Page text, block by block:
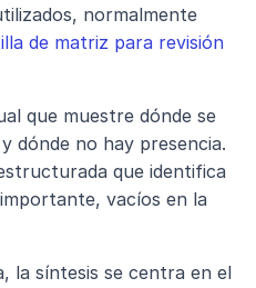
normalmente
de matriz para revisión
que muestre dónde se
dónde no hay presencia.
que identifica
vacíos en la
la síntesis se centra en el